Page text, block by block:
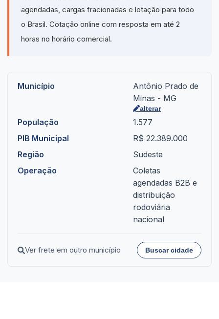
agendadas, cargas fracionadas e lotação para todo
o Brasil. Cotação online com resposta em até 2
horas no horário comercial.
Município
Antônio Prado de
Minas - MG
alterar
População
1.577
PIB Municipal
R$ 22.389.000
Região
Sudeste
Operação
Coletas
agendadas B2B e
distribuição
rodoviária
nacional
Ver frete em outro município Buscar cidade